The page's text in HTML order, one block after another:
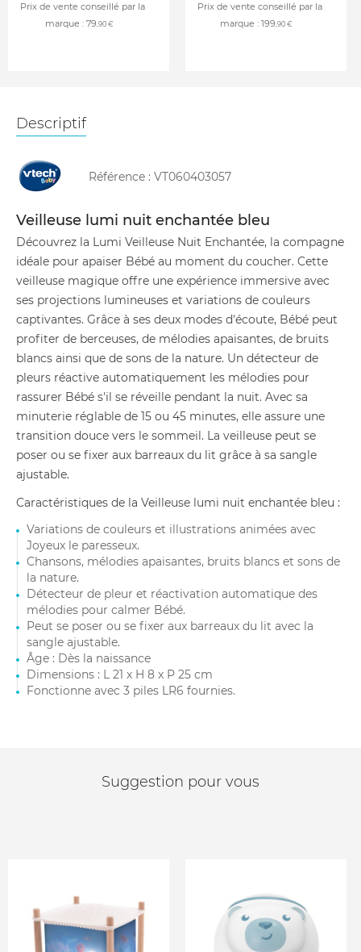
Prix de vente conseillé par la
marque : 79,90 €
Prix de vente conseillé par la
marque : 199,90 €
Descriptif
Référence : VT060403057
Veilleuse lumi nuit enchantée bleu
Découvrez la Lumi Veilleuse Nuit Enchantée, la compagne
idéale pour apaiser Bébé au moment du coucher. Cette
veilleuse magique offre une expérience immersive avec
ses projections lumineuses et variations de couleurs
captivantes. Grâce à ses deux modes d'écoute, Bébé peut
profiter de berceuses, de mélodies apaisantes, de bruits
blancs ainsi que de sons de la nature. Un détecteur de
pleurs réactive automatiquement les mélodies pour
rassurer Bébé s'il se réveille pendant la nuit. Avec sa
minuterie réglable de 15 ou 45 minutes, elle assure une
transition douce vers le sommeil. La veilleuse peut se
poser ou se fixer aux barreaux du lit grâce à sa sangle
ajustable.
Caractéristiques de la Veilleuse lumi nuit enchantée bleu :
Variations de couleurs et illustrations animées avec
Joyeux le paresseux.
Chansons, mélodies apaisantes, bruits blancs et sons de
la nature.
Détecteur de pleur et réactivation automatique des
mélodies pour calmer Bébé.
Peut se poser ou se fixer aux barreaux du lit avec la
sangle ajustable.
Âge : Dès la naissance
Dimensions : L 21 x H 8 x P 25 cm
Fonctionne avec 3 piles LR6 fournies.
Suggestion pour vous